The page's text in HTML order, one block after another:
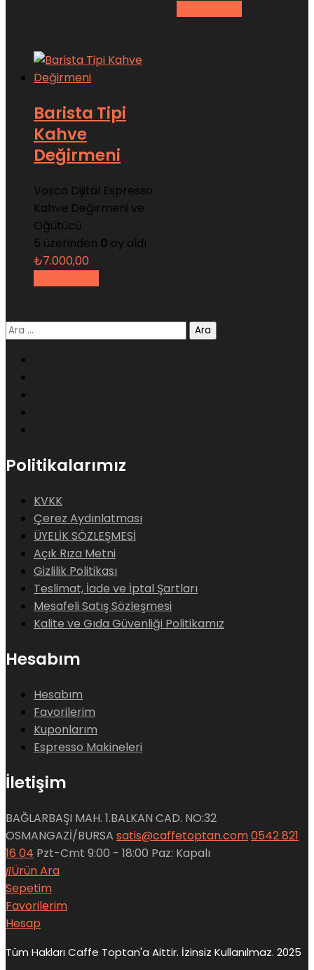
Barista Tipi
Kahve
Değirmeni
Vosco Dijital Espresso
Kahve Değirmeni ve
Öğütücü
5 üzerinden 0 oy aldı
₺7.000,00
Politikalarımız
KVKK
Çerez Aydınlatması
ÜYELİK SÖZLEŞMESİ
Açık Rıza Metni
Gizlilik Politikası
Teslimat, İade ve İptal Şartları
Mesafeli Satış Sözleşmesi
Kalite ve Gıda Güvenliği Politikamız
Hesabım
Hesabım
Favorilerim
Kuponlarım
Espresso Makineleri
İletişim
BAĞLARBAŞI MAH. 1.BALKAN CAD. NO:32
OSMANGAZİ/BURSA satis@caffetoptan.com0542 821
16 04 Pzt-Cmt 9:00 - 18:00 Paz: Kapalı
Ürün Ara
Sepetim
Favorilerim
Hesap
Tüm Hakları Caffe Toptan'a Aittir. İzinsiz Kullanılmaz. 2025